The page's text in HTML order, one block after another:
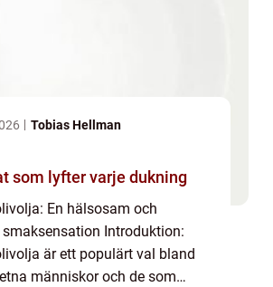
Tobias Hellman
som lyfter varje dukning
En hälsosam och
Introduktion:
är ett populärt val bland
människor och de som